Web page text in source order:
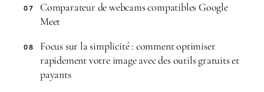
07
Comparateur de webcams compatibles Google
Meet
08
Focus sur la simplicité : comment optimiser
rapidement votre image avec des outils gratuits et
payants